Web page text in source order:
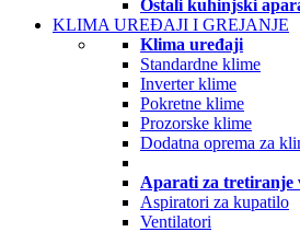
Ostali kuhinjski
KLIMA UREĐAJI I GREJANJE
Klima uređaji
Standardne klime
Inverter klime
Pokretne klime
Prozorske klime
Dodatna oprema za
Aparati za tretiranje
Aspiratori za kupatilo
Ventilatori